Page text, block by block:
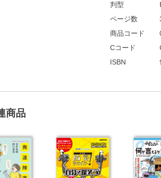
判型
ページ数
商品コード
Cコード
ISBN
商品